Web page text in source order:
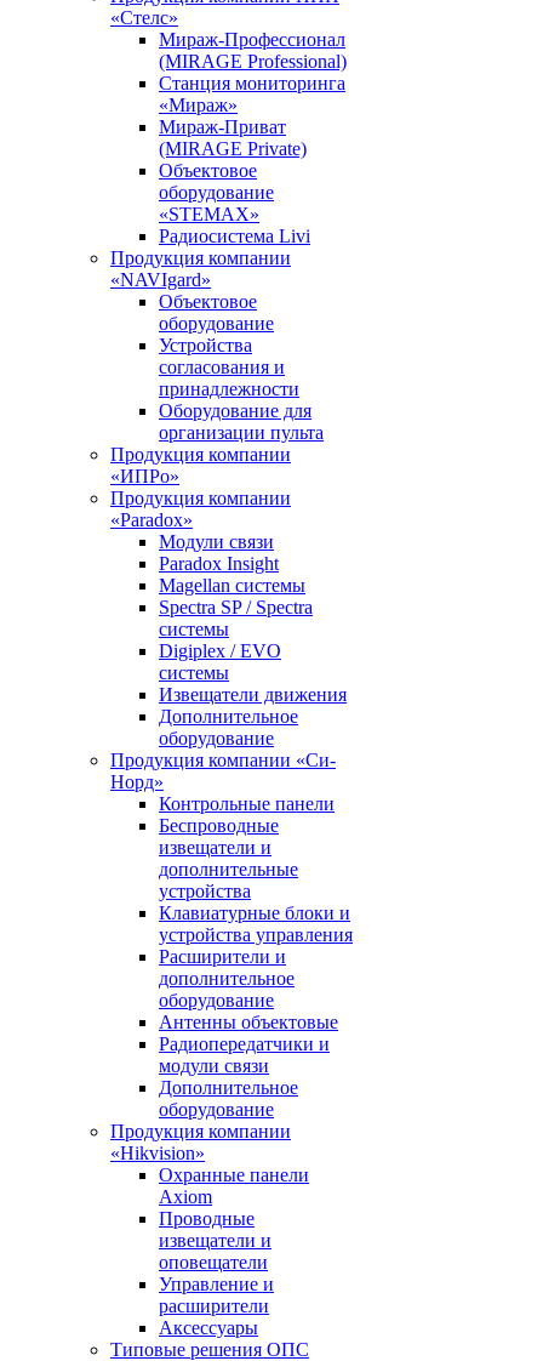
«Стелс»
Мираж-Профессионал
(MIRAGE Professional)
Станция мониторинга
«Мираж»
Мираж-Приват
(MIRAGE Private)
Объектовое
оборудование
«STEMAX»
Радиосистема Livi
Продукция компании
«NAVIgard»
Объектовое
оборудование
Устройства
согласования и
принадлежности
Оборудование для
организации пульта
Продукция компании
«ИПРо»
Продукция компании
«Paradox»
Модули связи
Paradox Insight
Magellan системы
Spectra SP / Spectra
системы
Digiplex / EVO
системы
Извещатели движения
Дополнительное
оборудование
Продукция компании «Си-
Норд»
Контрольные панели
Беспроводные
извещатели и
дополнительные
устройства
Клавиатурные блоки и
устройства управления
Расширители и
дополнительное
оборудование
Антенны объектовые
Радиопередатчики и
модули связи
Дополнительное
оборудование
Продукция компании
«Hikvision»
Охранные панели
Axiom
Проводные
извещатели и
оповещатели
Управление и
расширители
Аксессуары
Типовые решения ОПС